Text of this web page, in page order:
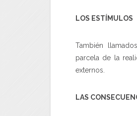
LOS ESTÍMULOS
También
parcela de la
externos.
LAS